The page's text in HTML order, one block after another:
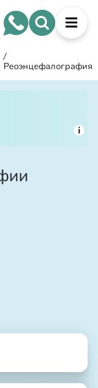
/
Реоэнцефалография
i